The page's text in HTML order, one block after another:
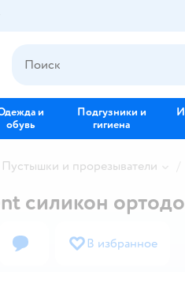
и
обувь
Подгузники и
гигиена
Пустышки и прорезыватели
силикон
В избранное